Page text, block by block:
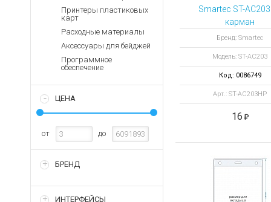
Запасные
Терминалы
оплаты
Зарядные устройства
Архивные товары
Принтеры пластиковых
карт
Расходные материалы
Аксессуары для бейджей
Программное
обеспечение
ЦЕНА
от до
БРЕНД
ИНТЕРФЕЙСЫ
Smartec ST-
карман
гибкий
металлическим
зажимом
Бренд: Smartec
Модель: ST-AC203
Код: 0086749
Арт.: ST-AC203HP
16